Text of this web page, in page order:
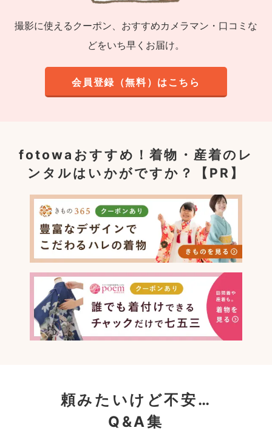
撮影に使えるクーポン、おすすめカメラマン・口コミな
どをいち早くお届け。
会員登録（無料）はこちら
fotowaおすすめ！着物・産着のレ
ンタルはいかがですか？【PR】
頼みたいけど不安…
Q&A集